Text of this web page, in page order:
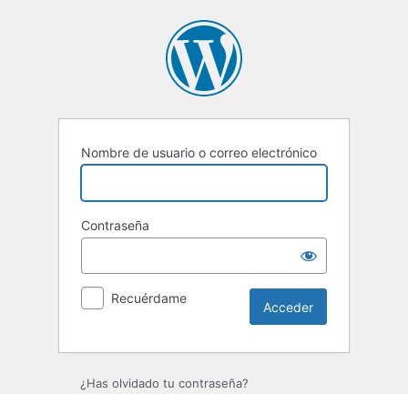
Nombre de usuario o correo electrónico
Contraseña
Recuérdame
¿Has olvidado tu contraseña?